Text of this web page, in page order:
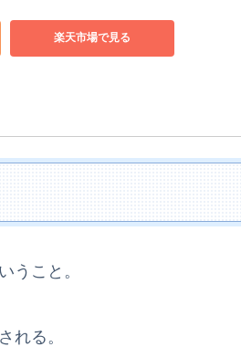
楽天市場で見る
うこと。
れる。